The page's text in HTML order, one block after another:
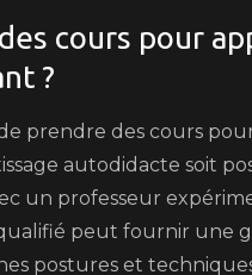
cours pour
?
prendre des cours
autodidacte soit
un professeur
peut fournir une
postures et